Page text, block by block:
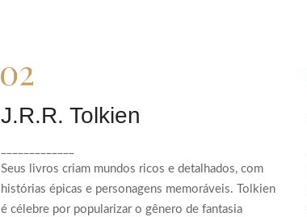
J.R.R. Tolkien
Seus livros criam mundos ricos e detalhados, com
histórias épicas e personagens memoráveis. Tolkien
é célebre por popularizar o gênero de fantasia
J.R.R. Tolkien
com histórias épicas e personagens
memoráveis. Tolkien é célebre por popularizar
o gênero de fantasia moderna com sua
mitologia e linguagens inventadas.